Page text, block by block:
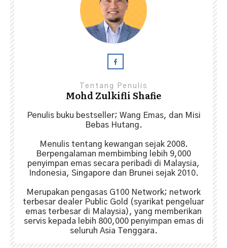
Tentang Penulis
Mohd Zulkifli Shafie
Penulis buku bestseller; Wang Emas, dan Misi
Bebas Hutang.
Menulis tentang kewangan sejak 2008.
Berpengalaman membimbing lebih 9,000
penyimpan emas secara peribadi di Malaysia,
Indonesia, Singapore dan Brunei sejak 2010.
Merupakan pengasas G100 Network; network
terbesar dealer Public Gold (syarikat pengeluar
emas terbesar di Malaysia), yang memberikan
servis kepada lebih 800,000 penyimpan emas di
seluruh Asia Tenggara.